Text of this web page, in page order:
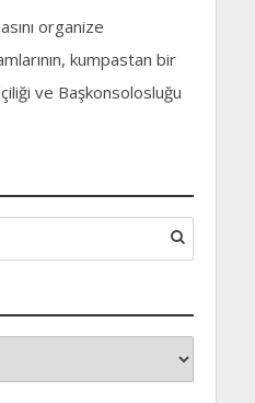
organize
kumpastan bir
ve Başkonsolosluğu